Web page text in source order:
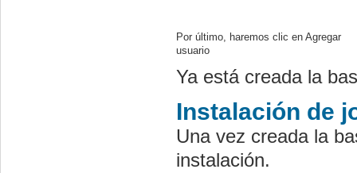
Por último, haremos clic en Agregar
usuario
Ya está creada la
Instalación de
Una vez creada la
instalación.